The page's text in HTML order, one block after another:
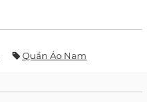
Quần Áo Nam